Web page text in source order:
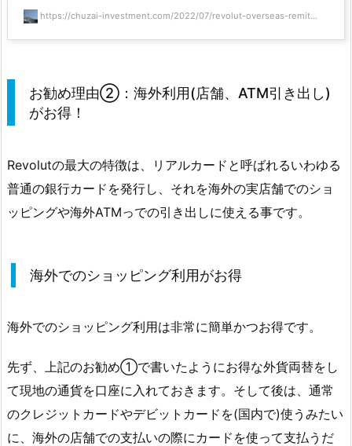
https://chuzai-investment.com/2022/07/revolut-overseas-remit...
お勧め理由②：海外利用(店舗、ATM引き出し)
がお得！
Revolutの最大の特徴は、
リアルカードと呼ばれるいわゆる
普通の銀行カードを発行し、それを海外の実店舗でのショ
ッピングや海外ATMっでの引き出しに使える事です。
海外でのショッピング利用がお得
海外でのショッピング利用は非常に簡単かつお得です。
先ず、上記のお勧め①で書いたようにお得な外貨両替をし
て現地の通貨を口座に入れておきます。そして後は、通常
のクレジットカードやデビットカードを(国内で)使うみたい
に、 海外の店舗での支払いの際にカードを使って支払うだ